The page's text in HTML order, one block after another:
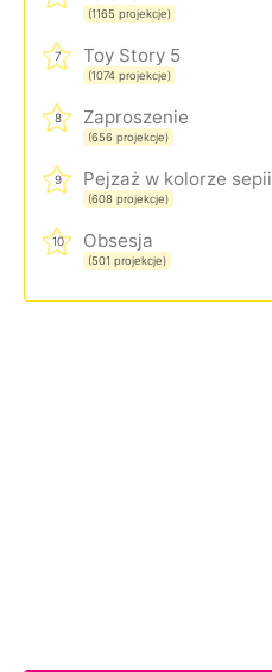
(1165 projekcje)
7 Toy Story 5
(1074 projekcje)
8 Zaproszenie
(656 projekcje)
9 Pejzaż w kolorze sepii
(608 projekcje)
10 Obsesja
(501 projekcje)